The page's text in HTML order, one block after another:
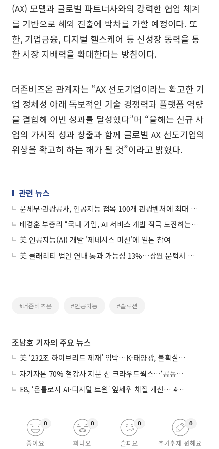
(AX) 모델과 글로벌 파트너사와의 강력한 협업 체계
를 기반으로 해외 진출에 박차를 가할 예정이다. 또
한, 기업금융, 디지털 헬스케어 등 신성장 동력을 통
한 시장 지배력을 확대한다는 방침이다.
더존비즈온 관계자는 “AX 선도기업이라는 확고한 기
업 정체성 아래 독보적인 기술 경쟁력과 플랫폼 역량
을 결합해 이번 성과를 달성했다”며 “올해는 신규 사
업의 가시적 성과 창출과 함께 글로벌 AX 선도기업의
위상을 확고히 하는 해가 될 것”이라고 밝혔다.
관련 뉴스
문체부·관광공사, 인공지능 접목 100개 관광벤처에 최대 1억 지원
배경훈 부총리 “국내 기업, AI 서비스 개발 적극 도전하는 환경 만들 것”
美 인공지능(AI) 개발 '제네시스 미션'에 일본 참여
美 클래리티 법안 연내 통과 가능성 13%…상원 문턱서 제동
#더존비즈온 #인공지능 #솔루션
조남호 기자의 주요 뉴스
美 ‘232조 하이브리드 제재’ 임박…K-태양광, 불확실성 털고 날개 다나
자기자본 70% 철강사 지분 산 크라우드웍스…‘공동경영’으로 AI 시너지 낼까
E8, ‘온톨로지 AI·디지털 트윈’ 앞세워 체질 개선… 4분기 흑자전환 총력
좋아요
0
화나요
0
슬퍼요
0
추가취재 원해요
0